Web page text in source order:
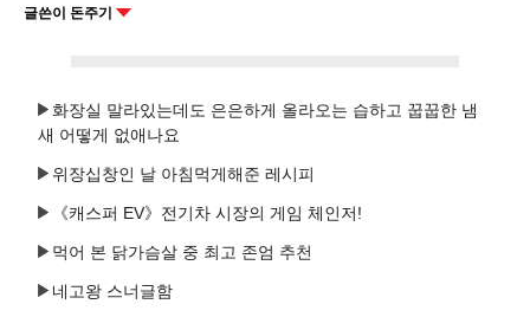
글쓴이 돈주기
화장실 말라있는데도 은은하게 올라오는 습하고 꿉꿉한 냄
새 어떻게 없애나요
위장십창인 날 아침먹게해준 레시피
《캐스퍼 EV》전기차 시장의 게임 체인저!
먹어 본 닭가슴살 중 최고 존엄 추천
네고왕 스너글함